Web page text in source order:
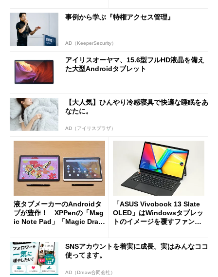
事例から学ぶ『特権アクセス管理』
AD（KeeperSecurity）
アイリスオーヤマ、15.6型フルHD液晶を備え
た大型Androidタブレット
【大人気】ひんやり冷感寝具で快適な睡眠をあ
なたに。
AD（アイリスプラザ）
液タブメーカーのAndroidタ
ブが豊作！ XPPenの「Mag
ic Note Pad」「Magic Draw
「ASUS Vivobook 13 Slate
OLED」はWindowsタブレッ
トのイメージを覆すファンレ
SNSアカウントを着実に成長。実はみんなココ
使ってます。
AD（Dreaw合同会社）